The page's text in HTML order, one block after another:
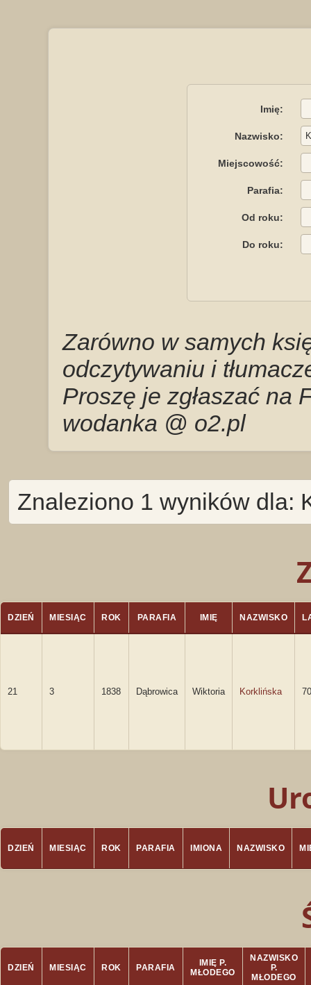
Imię:
Nazwisko:
Miejscowość:
Parafia:
Od roku:
Do roku:
Zarówno w samych
odczytywaniu i
Proszę je zgłaszać na
wodanka @ o2.pl
Znaleziono 1 wyników dla:
DZIEŃ MIESIĄC ROK PARAFIA IMIĘ NAZWISKO
21 3 1838 Dąbrowica Wiktoria Korklińska 70
DZIEŃ MIESIĄC ROK PARAFIA IMIONA NAZWISKO
DZIEŃ MIESIĄC ROK PARAFIA
IMIĘ P.
MŁODEGO
NAZWISKO
P.
MŁODEGO